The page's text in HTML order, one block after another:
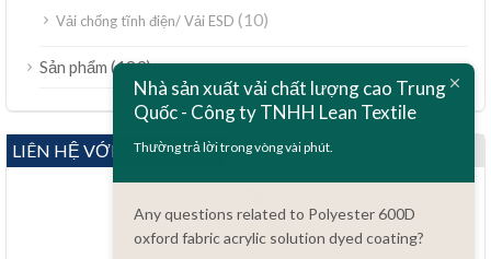
Vải chống tĩnh điện/ Vải ESD (10)
Sản phẩm (189)
LIÊN HỆ VỚI CHÚNG TÔI
Nhà sản xuất vải chất lượng cao Trung
Quốc - Công ty TNHH Lean Textile
Thường trả lời trong vòng vài phút.
Any questions related to Polyester 600D
oxford fabric acrylic solution dyed coating?
Türkçe
Bahasa Indonesia
Polski
Bahasa Melayu
ไทย